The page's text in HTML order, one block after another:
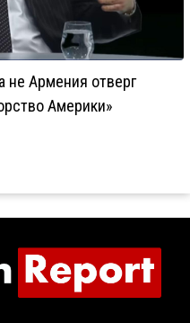
не Армения отверг
Америки»